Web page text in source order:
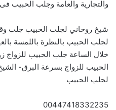
والتجارية والعامة وجلب الحبيب
شيخ روحاني لجلب الحبيب جلب
لجلب الحبيب بالنظرة باللمسة
خلال الساعة جلب الحبيب للزواج
الحبيب للزواج بسرعة البرق-
لجلب الحبيب
00447418332235